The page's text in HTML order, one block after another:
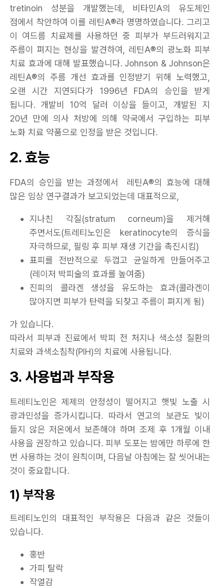
tretinoin 성분을 개발했는데, 비타민A의 유도체인
점에서 착안하여 이를 레틴A®라 명명하였습니다. 그리고
이 여드름 치료제를 사용하던 중 피부가 부드러워지고
주름이 펴지는 현상을 발견하여, 레틴A®의 광노화 피부
치료 효과에 대해 발표했습니다. Johnson & Johnson은
레틴A®의 주름 개선 효과를 인정받기 위해 노력했고,
오랜 시간 지연되다가 1996년 FDA의 승인을 받게
됩니다. 개발비 10억 달러 이상을 들이고, 개발된 지
20년 만에 의사 처방에 의해 약국에서 구입하는 피부
노화 치료 약품으로 인정을 받은 것입니다.
2. 효능
FDA의 승인을 받는 과정에서 레틴A®의 효능에 대해
많은 임상 연구결과가 보고되었는데 대표적으로,
지나친 각질(stratum corneum)을 제거해
주면서도(트레티노인은 keratinocyte의 증식을
자극하므로, 필링 후 피부 재생 기간을 촉진시킴)
표피를 전반적으로 두껍고 균일하게 만들어주고
(레이저 박피술의 효과를 높여줌)
진피의 콜라겐 생성을 유도하는 효과(콜라겐이
많아지면 피부가 탄력을 되찾고 주름이 펴지게 됨)
가 있습니다.
따라서 피부과 진료에서 박피 전 처지나 색소성 질환의
치료와 과색소침착(PIH)의 치료에 사용됩니다.
3. 사용법과 부작용
트레티노인은 제제의 안정성이 떨어지고 햇빛 노출 시
광과민성을 증가시킵니다. 따라서 연고의 보관도 빛이
들지 않은 저온에서 보존해야 하며 조제 후 1개월 이내
사용을 권장하고 있습니다. 피부 도포는 밤에만 하루에 한
번 사용하는 것이 원칙이며, 다음날 아침에는 잘 씻어내는
것이 중요합니다.
1) 부작용
트레티노인의 대표적인 부작용은 다음과 같은 것들이
있습니다.
홍반
가피 탈락
작열감